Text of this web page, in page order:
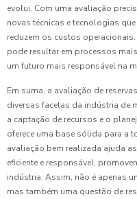
evolui. Com uma avaliação
novas técnicas e tecnologias
reduzem os custos
pode resultar em processos
um futuro mais responsável na
Em suma, a avaliação de
diversas facetas da indústria de
a captação de recursos e o
oferece uma base sólida para a
avaliação bem realizada ajuda
eficiente e responsável,
indústria. Assim, não é apenas
mas também uma questão de